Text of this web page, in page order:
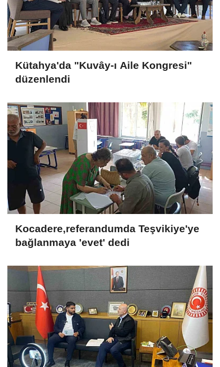
Kütahya'da "Kuvây-ı Aile Kongresi"
düzenlendi
Kocadere,referandumda Teşvikiye'ye
bağlanmaya 'evet' dedi